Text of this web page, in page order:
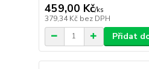
459,00 Kč/ks
379,34 Kč bez DPH
Přidat